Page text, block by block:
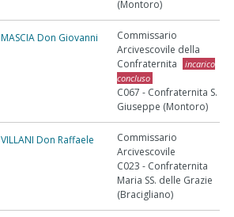
(Montoro)
MASCIA Don Giovanni
Commissario
Arcivescovile della
Confraternita
incarico
concluso
C067 - Confraternita S.
Giuseppe (Montoro)
VILLANI Don Raffaele
Commissario
Arcivescovile
C023 - Confraternita
Maria SS. delle Grazie
(Bracigliano)